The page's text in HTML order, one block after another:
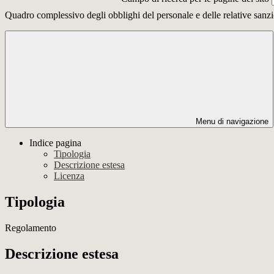
Quadro complessivo degli obblighi del personale e delle relative
Menu di navigazione
Indice pagina
Tipologia
Descrizione estesa
Licenza
Tipologia
Regolamento
Descrizione estesa